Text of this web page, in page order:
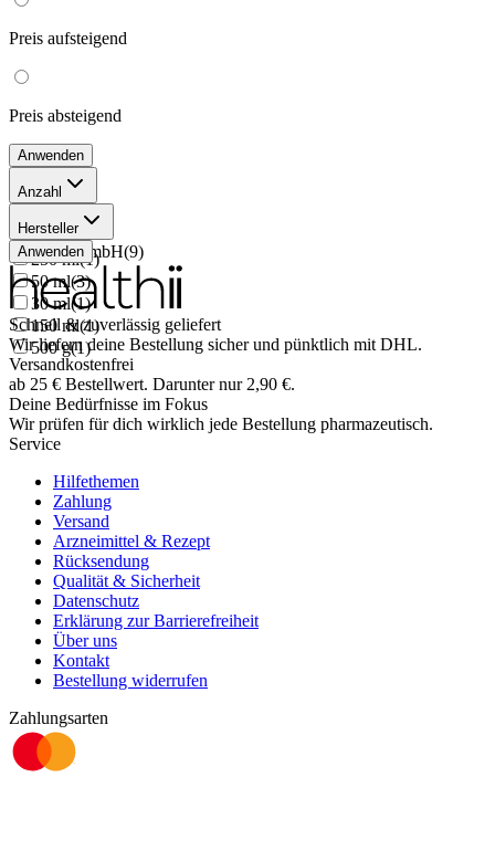
Preis aufsteigend
Preis absteigend
Anwenden
Anzahl
1)
100 g(1)
250 ml(1)
50 ml(3)
30 ml(1)
150 ml(1)
500 g(1)
Hersteller
Sirius GmbH(9)
Anwenden
Schnell & zuverlässig geliefert
Wir liefern deine Bestellung sicher und pünktlich mit DHL.
Versandkostenfrei
ab 25 € Bestellwert. Darunter nur 2,90 €.
Deine Bedürfnisse im Fokus
Wir prüfen für dich wirklich jede Bestellung pharmazeutisch.
Service
Hilfethemen
Zahlung
Versand
Arzneimittel & Rezept
Rücksendung
Qualität & Sicherheit
Datenschutz
Erklärung zur Barrierefreiheit
Über uns
Kontakt
Bestellung widerrufen
Zahlungsarten